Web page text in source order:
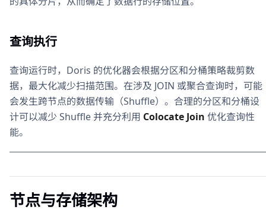
查询执行
查询运行时，Doris 的优化器会根据分区和分桶策略裁剪数
据，最大化减少扫描范围。在涉及 JOIN 或聚合查询时，可能
会发生跨节点的数据传输（Shuffle）。合理的分区和分桶设
计可以减少 Shuffle 并充分利用 Colocate Join 优化查询性
能。
节点与存储架构